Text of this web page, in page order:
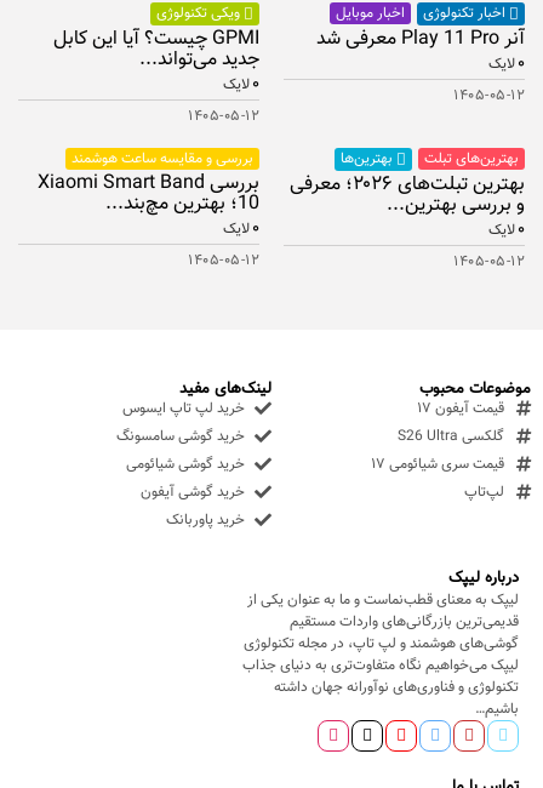
اخبار تکنولوژی اخبار موبایل
آنر Play 11 Pro معرفی شد
۰لایک
۱۴۰۵-۰۵-۱۲
ویکی تکنولوژی
GPMI چیست؟ آیا این کابل
جدید می‌تواند...
۰لایک
۱۴۰۵-۰۵-۱۲
بهترین‌های تبلت
بهترین‌ها
بهترین تبلت‌های ۲۰۲۶؛ معرفی
و بررسی بهترین...
۰لایک
۱۴۰۵-۰۵-۱۲
بررسی و مقایسه ساعت هوشمند
بررسی Xiaomi Smart Band
10؛ بهترین مچ‌بند...
۰لایک
۱۴۰۵-۰۵-۱۲
درباره لیپک
لیپک به معنای قطب‌نماست و ما به عنوان یکی از
قدیمی‌ترین بازرگانی‌های واردات مستقیم
گوشی‌های هوشمند و لپ تاپ، در مجله تکنولوژی
لیپک می‌خواهیم نگاه متفاوت‌تری به دنیای جذاب
تکنولوژی و فناوری‌های نوآورانه جهان داشته
باشیم…
موضوعات محبوب
قیمت آیفون ۱۷
گلکسی S26 Ultra
قیمت سری شیائومی ۱۷
لپ‌تاپ
لینک‌های مفید
خرید لپ تاپ ایسوس
خرید گوشی سامسونگ
خرید گوشی شیائومی
خرید گوشی آیفون
خرید پاوربانک